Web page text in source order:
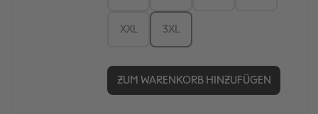
XXL 3XL
ZUM WARENKORB HINZUFÜGEN